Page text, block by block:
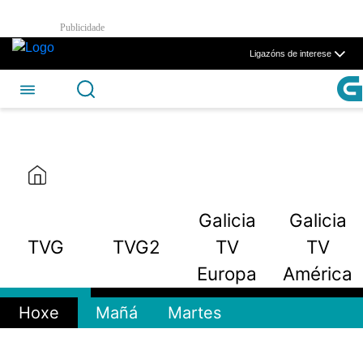
Skip to Main Content
TVG - CSAG
Publicidade
Ligazóns de interese
TVG TVG2
Galicia
TV
Europa
Galicia
TV
América
Hoxe Mañá Martes